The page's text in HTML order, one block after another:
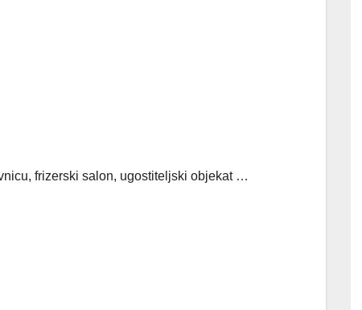
frizerski salon, ugostiteljski objekat …